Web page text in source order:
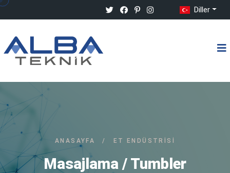
Diller
ANASAYFA / ET ENDÜSTRISI
Masajlama / Tumbler